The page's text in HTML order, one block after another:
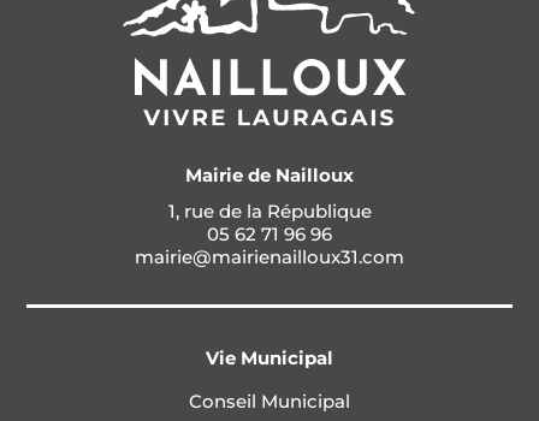
Mairie de Nailloux
1, rue de la République
05 62 71 96 96
mairie@mairienailloux31.com
Vie Municipal
Conseil Municipal